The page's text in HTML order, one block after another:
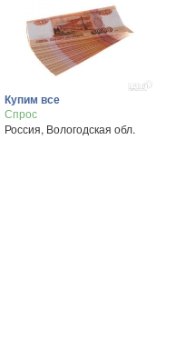
Купим все
Спрос
Россия, Вологодская обл.